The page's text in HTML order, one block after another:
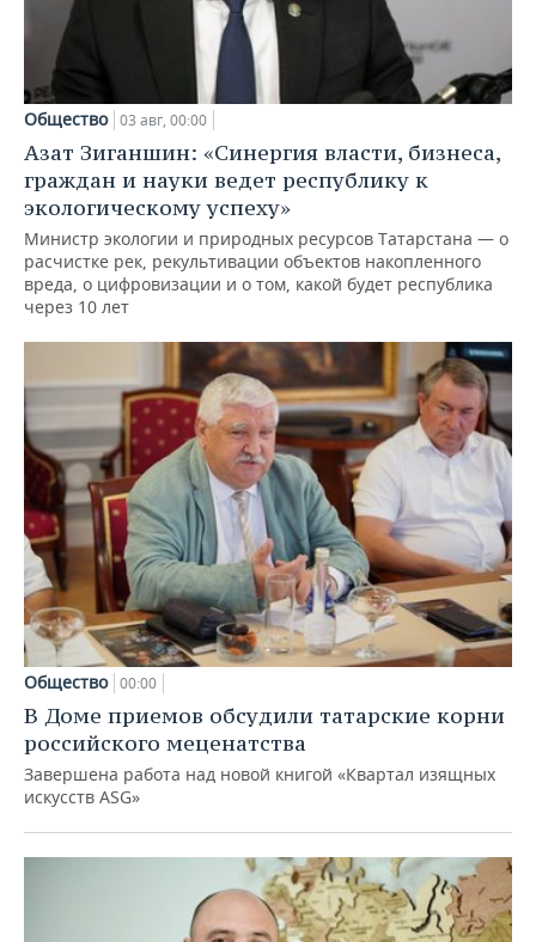
Общество 03 авг, 00:00
Азат Зиганшин: «Синергия власти, бизнеса,
граждан и науки ведет республику к
экологическому успеху»
Министр экологии и природных ресурсов Татарстана — о
расчистке рек, рекультивации объектов накопленного
вреда, о цифровизации и о том, какой будет республика
через 10 лет
Общество 00:00
В Доме приемов обсудили татарские корни
российского меценатства
Завершена работа над новой книгой «Квартал изящных
искусств ASG»